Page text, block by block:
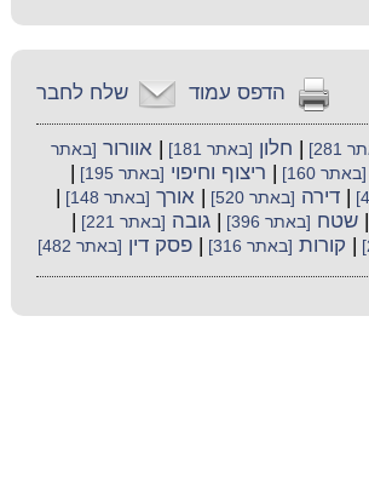
שלח לחבר הדפס עמוד
281] חלון [באתר 181] |אוורור [באתר
[באתר 160] ריצוף וחיפוי [באתר 195]
|דירה [באתר 520] |אורך [באתר 148]
|שטח [באתר 396] |גובה [באתר 221]
קורות [באתר 316] |פסק דין [באתר 482]